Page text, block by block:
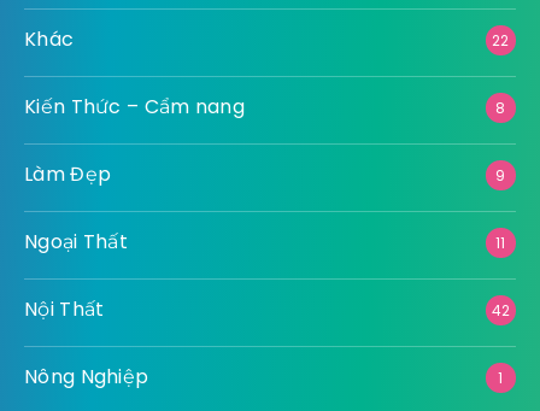
Khác 22
Kiến Thức – Cẩm nang 8
Làm Đẹp 9
Ngoại Thất 11
Nội Thất 42
Nông Nghiệp 1